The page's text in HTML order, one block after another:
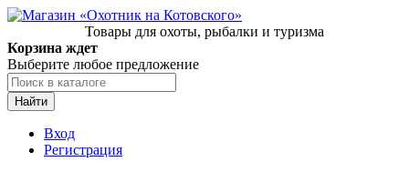
Товары для охоты, рыбалки и туризма
Корзина ждет
Выберите любое предложение
Найти
Вход
Регистрация